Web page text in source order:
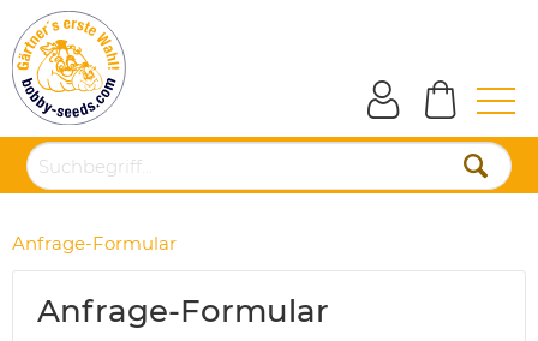
Anfrage-Formular
Anfrage-Formular